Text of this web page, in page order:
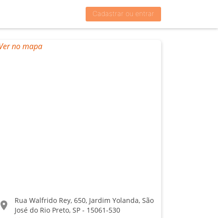
Cadastrar ou entrar
location_on
Rua Walfrido Rey, 650, Jardim Yolanda, São
José do Rio Preto, SP - 15061-530